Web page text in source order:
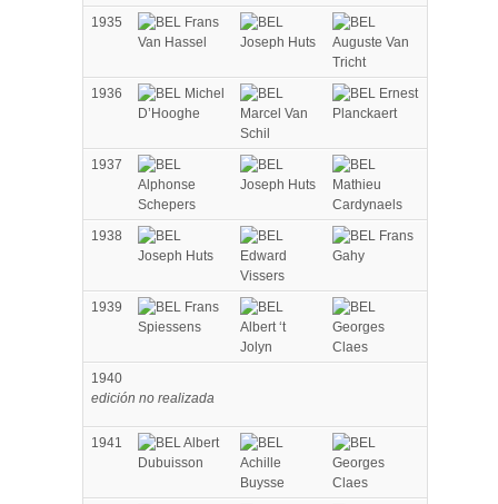
1935
Frans
Van Hassel
Joseph Huts
Auguste Van
Tricht
1936
Michel
D’Hooghe
Marcel Van
Schil
Ernest
Planckaert
1937
Alphonse
Schepers
Joseph Huts
Mathieu
Cardynaels
1938
Joseph Huts
Edward
Vissers
Frans
Gahy
1939
Frans
Spiessens
Albert ‘t
Jolyn
Georges
Claes
1940
edición no realizada
1941
Albert
Dubuisson
Achille
Buysse
Georges
Claes